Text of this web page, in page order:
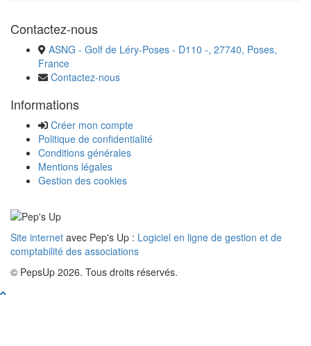
Contactez-nous
ASNG - Golf de Léry-Poses - D110 -, 27740, Poses,
France
Contactez-nous
Informations
Créer mon compte
Politique de confidentialité
Conditions générales
Mentions légales
Gestion des cookies
Site internet avec Pep's Up : Logiciel en ligne de gestion et de
comptabilité des associations
© PepsUp 2026. Tous droits réservés.